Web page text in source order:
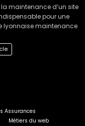
maintenance d’un site
pour une
lyonnaise maintenance
Assurances
Métiers du web